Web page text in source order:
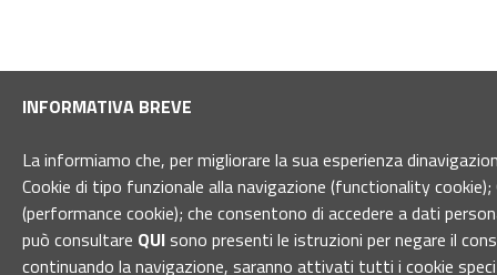
INFORMATIVA BREVE
La informiamo che, per migliorare la sua esperienza
Cookie di tipo funzionale alla navigazione (functionality
(performance cookie); che consentono di accedere a dati
può consultare QUIsono presenti le istruzioni per negare il
continuando la navigazione, saranno attivati tutti i cookie